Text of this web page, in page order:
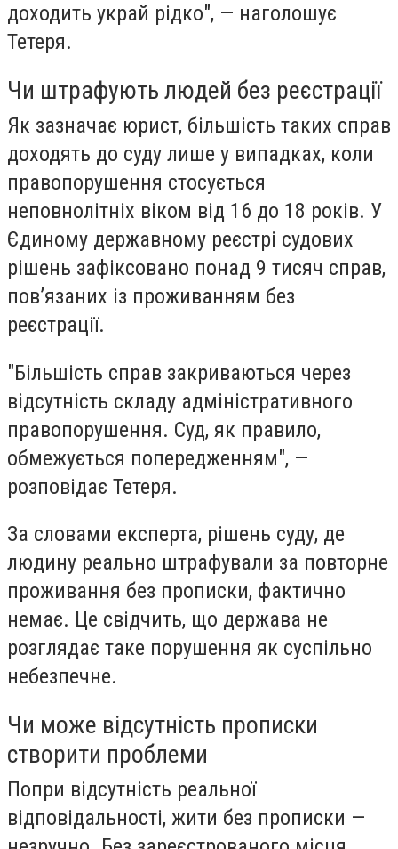
доходить украй рідко", — наголошує
Тетеря.
Чи штрафують людей без реєстрації
Як зазначає юрист, більшість таких справ
доходять до суду лише у випадках, коли
правопорушення стосується
неповнолітніх віком від 16 до 18 років. У
Єдиному державному реєстрі судових
рішень зафіксовано понад 9 тисяч справ,
пов’язаних із проживанням без
реєстрації.
"Більшість справ закриваються через
відсутність складу адміністративного
правопорушення. Суд, як правило,
обмежується попередженням", —
розповідає Тетеря.
За словами експерта, рішень суду, де
людину реально штрафували за повторне
проживання без прописки, фактично
немає. Це свідчить, що держава не
розглядає таке порушення як суспільно
небезпечне.
Чи може відсутність прописки
створити проблеми
Попри відсутність реальної
відповідальності, жити без прописки —